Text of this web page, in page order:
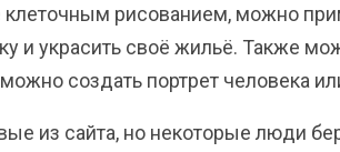
рисованием, можно
и украсить своё жильё. Также
создать портрет человека
из сайта, но некоторые люди